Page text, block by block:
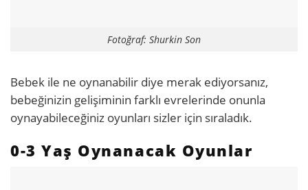
Fotoğraf: Shurkin Son
Bebek ile ne oynanabilir diye merak ediyorsanız,
bebeğinizin gelişiminin farklı evrelerinde onunla
oynayabileceğiniz oyunları sizler için sıraladık.
0-3 Yaş Oynanacak Oyunlar